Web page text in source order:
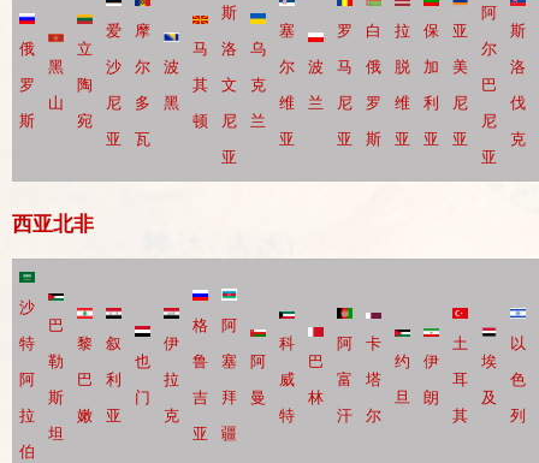
俄
罗
斯
黑
山
立
陶
宛
爱
沙
尼
亚
摩
尔
多
瓦
波
黑
马
其
顿
斯
洛
文
尼
亚
乌
克
兰
塞
尔
维
亚
波
兰
罗
马
尼
亚
白
俄
罗
斯
拉
脱
维
亚
保
加
利
亚
亚
美
尼
亚
阿
尔
巴
尼
亚
斯
洛
伐
克
西亚北非
沙
特
阿
拉
伯
巴
勒
斯
坦
黎
巴
嫩
叙
利
亚
也
门
伊
拉
克
格
鲁
吉
亚
阿
塞
拜
疆
阿
曼
科
威
特
巴
林
阿
富
汗
卡
塔
尔
约
旦
伊
朗
土
耳
其
埃
及
以
色
列